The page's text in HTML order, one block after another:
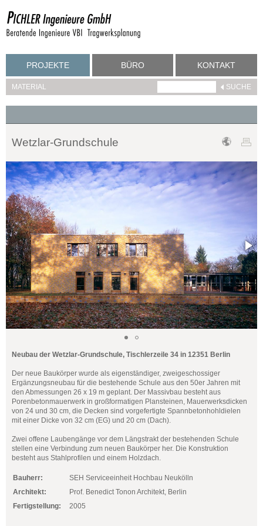
PROJEKTE BÜRO KONTAKT
MATERIAL
Wetzlar-Grundschule
Neubau der Wetzlar-Grundschule, Tischlerzeile 34 in 12351 Berlin
Der neue Baukörper wurde als eigenständiger, zweigeschossiger
Ergänzungsneubau für die bestehende Schule aus den 50er Jahren mit
den Abmessungen 26 x 19 m geplant. Der Massivbau besteht aus
Porenbetonmauerwerk in großformatigen Plansteinen, Mauerwerksdicken
von 24 und 30 cm, die Decken sind vorgefertigte Spannbetonhohldielen
mit einer Dicke von 32 cm (EG) und 20 cm (Dach).
Zwei offene Laubengänge vor dem Längstrakt der bestehenden Schule
stellen eine Verbindung zum neuen Baukörper her. Die Konstruktion
besteht aus Stahlprofilen und einem Holzdach.
Bauherr:
SEH Serviceeinheit Hochbau Neukölln
Architekt:
Prof. Benedict Tonon Architekt, Berlin
Fertigstellung:
2005